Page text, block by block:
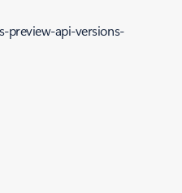
preview-api-versions-